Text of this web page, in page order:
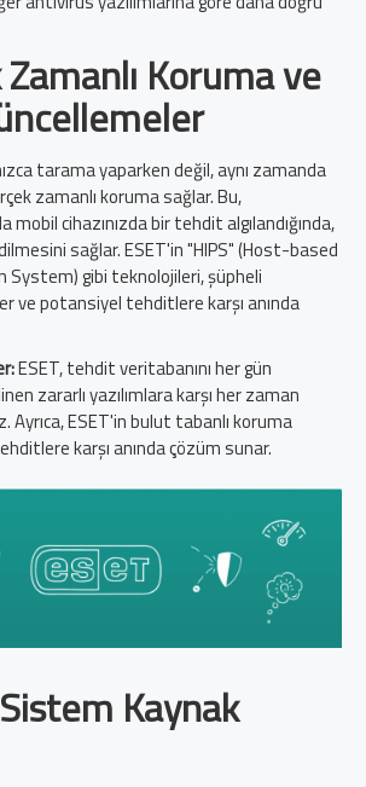
Koruma ve
tarama yaparken değil, aynı zamanda
zamanlı koruma sağlar. Bu,
mobil cihazınızda bir tehdit algılandığında,
sağlar. ESET'in "HIPS" (Host-based
System) gibi teknolojileri, şüpheli
ve potansiyel tehditlere karşı anında
ESET, tehdit veritabanını her gün
zararlı yazılımlara karşı her zaman
Ayrıca, ESET'in bulut tabanlı koruma
karşı anında çözüm sunar.
Kaynak